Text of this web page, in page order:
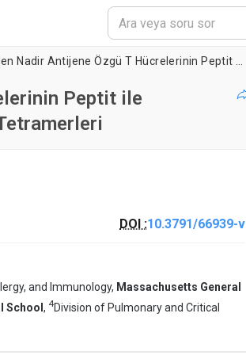
Peptit ile
DOI :10.3791/66939-v
and Immunology, Massachusetts General
School , 4Division of Pulmonary and Critical